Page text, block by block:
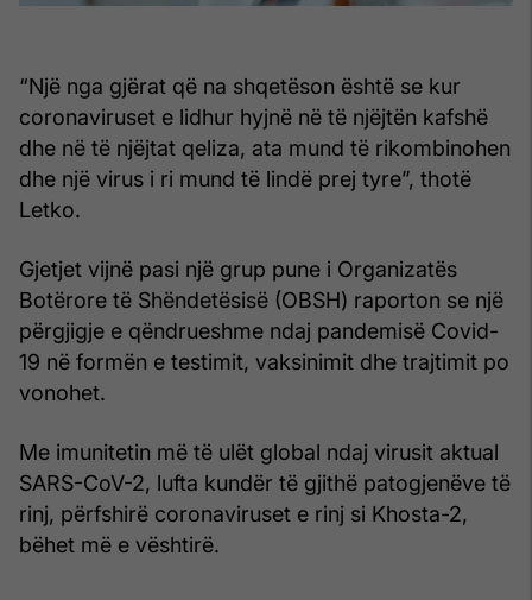
“Një nga gjërat që na shqetëson është se kur
coronaviruset e lidhur hyjnë në të njëjtën kafshë
dhe në të njëjtat qeliza, ata mund të rikombinohen
dhe një virus i ri mund të lindë prej tyre”, thotë
Letko.
Gjetjet vijnë pasi një grup pune i Organizatës
Botërore të Shëndetësisë (OBSH) raporton se një
përgjigje e qëndrueshme ndaj pandemisë Covid-
19 në formën e testimit, vaksinimit dhe trajtimit po
vonohet.
Me imunitetin më të ulët global ndaj virusit aktual
SARS-CoV-2, lufta kundër të gjithë patogjenëve të
rinj, përfshirë coronaviruset e rinj si Khosta-2,
bëhet më e vështirë.